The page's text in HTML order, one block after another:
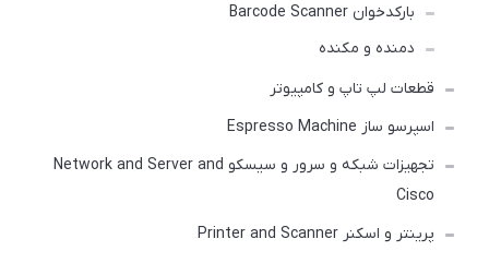
بارکدخوان Barcode Scanner
دمنده و مکنده
قطعات لپ تاپ و کامپیوتر
اسپرسو ساز Espresso Machine
تجهیزات شبکه و سرور و سیسکو Network and Server and
Cisco
پرینتر و اسکنر Printer and Scanner